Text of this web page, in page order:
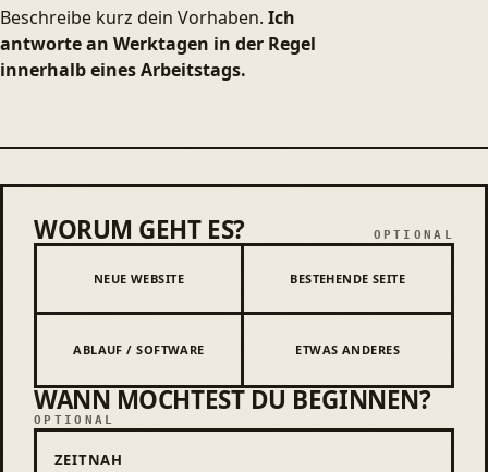
Beschreibe kurz dein Vorhaben. Ich
antworte an Werktagen in der Regel
innerhalb eines Arbeitstags.
Bitte leer lassen
Worum geht es?
WORUM GEHT ES? OPTIONAL
NEUE WEBSITE BESTEHENDE SEITE
ABLAUF / SOFTWARE ETWAS ANDERES
Wann möchtest du beginnen?
WANN MÖCHTEST DU BEGINNEN?
OPTIONAL
ZEITNAH